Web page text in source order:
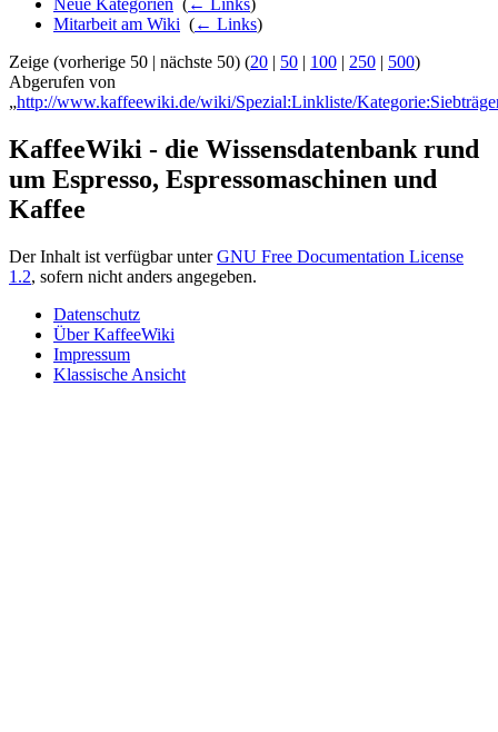
Neue Kategorien (← Links)
Mitarbeit am Wiki (← Links)
Zeige (vorherige 50 | nächste 50) (20 | 50 | 100 | 250 | 500)
Abgerufen von
„http://www.kaffeewiki.de/wiki/Spezial:Linkliste/
KaffeeWiki - die Wissensdatenbank rund
um Espresso, Espressomaschinen und
Kaffee
Der Inhalt ist verfügbar unterGNU Free Documentation License
1.2, sofern nicht anders angegeben.
Datenschutz
Über KaffeeWiki
Impressum
Klassische Ansicht